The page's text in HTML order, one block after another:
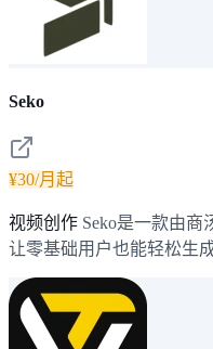
Seko
¥30/月起
视频创作 Seko是一款由商
让零基础用户也能轻松生